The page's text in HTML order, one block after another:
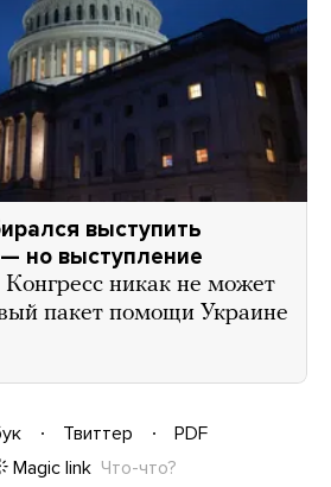
выступить
но выступление
Конгресс никак не может
пакет помощи Украине
Твиттер
PDF
Magic link Что-что?